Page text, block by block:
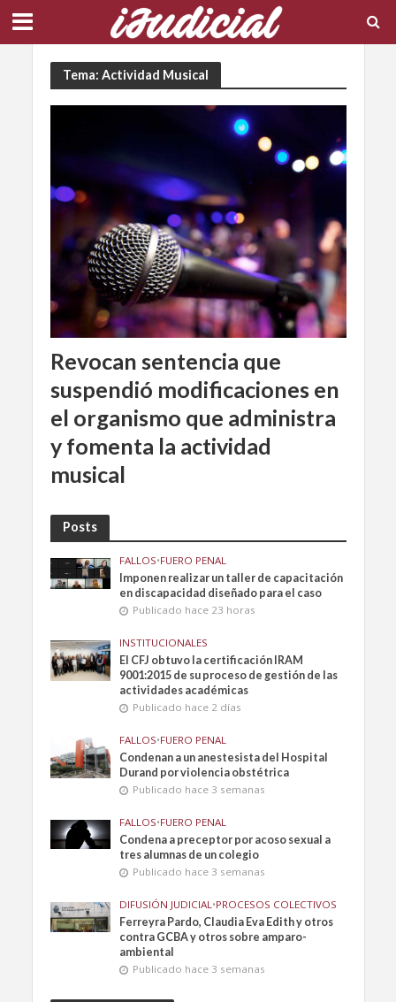
Tema: Actividad Musical
Revocan sentencia que
suspendió modificaciones en
el organismo que administra
y fomenta la actividad
musical
Posts
FALLOS•FUERO PENAL
Imponen realizar un taller de capacitación
en discapacidad diseñado para el caso
Publicado hace 23 horas
INSTITUCIONALES
El CFJ obtuvo la certificación IRAM
9001:2015 de su proceso de gestión de las
actividades académicas
Publicado hace 2 días
FALLOS•FUERO PENAL
Condenan a un anestesista del Hospital
Durand por violencia obstétrica
Publicado hace 3 semanas
FALLOS•FUERO PENAL
Condena a preceptor por acoso sexual a
tres alumnas de un colegio
Publicado hace 3 semanas
DIFUSIÓN JUDICIAL •PROCESOS COLECTIVOS
Ferreyra Pardo, Claudia Eva Edith y otros
contra GCBA y otros sobre amparo-
ambiental
Publicado hace 3 semanas